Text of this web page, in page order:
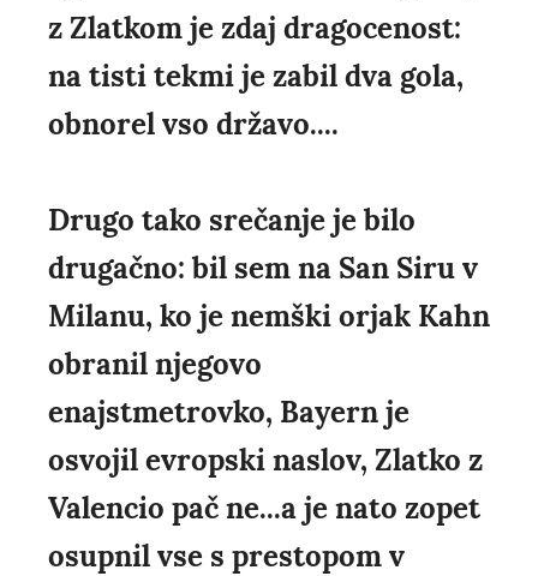
z Zlatkom je zdaj dragocenost:
na tisti tekmi je zabil dva gola,
obnorel vso državo....
Drugo tako srečanje je bilo
drugačno: bil sem na San Siru v
Milanu, ko je nemški orjak Kahn
obranil njegovo
enajstmetrovko, Bayern je
osvojil evropski naslov, Zlatko z
Valencio pač ne...a je nato zopet
osupnil vse s prestopom v